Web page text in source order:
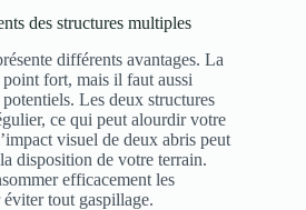
des structures multiples
différents avantages. La
fort, mais il faut aussi
Les deux structures
ce qui peut alourdir votre
visuel de deux abris peut
disposition de votre terrain.
efficacement les
tout gaspillage.